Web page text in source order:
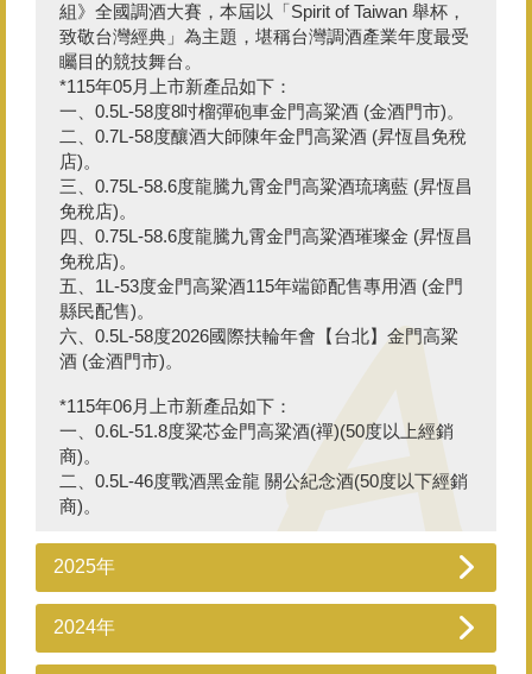
組》全國調酒大賽，本屆以「Spirit of Taiwan 舉杯，
致敬台灣經典」為主題，堪稱台灣調酒產業年度最受
矚目的競技舞台。
*115年05月上市新產品如下：
一、0.5L-58度8吋榴彈砲車金門高粱酒 (金酒門市)。
二、0.7L-58度釀酒大師陳年金門高粱酒 (昇恆昌免稅
店)。
三、0.75L-58.6度龍騰九霄金門高粱酒琉璃藍 (昇恆昌
免稅店)。
四、0.75L-58.6度龍騰九霄金門高粱酒璀璨金 (昇恆昌
免稅店)。
五、1L-53度金門高粱酒115年端節配售專用酒 (金門
縣民配售)。
六、0.5L-58度2026國際扶輪年會【台北】金門高粱
酒 (金酒門市)。
*115年06月上市新產品如下：
一、0.6L-51.8度粱芯金門高粱酒(禪)(50度以上經銷
商)。
二、0.5L-46度戰酒黑金龍 關公紀念酒(50度以下經銷
商)。
2025年
2024年